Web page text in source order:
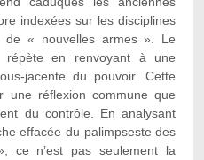
indexées sur les disciplines
« nouvelles armes ». Le
en renvoyant à une
jacente du pouvoir. Cette
une réflexion commune que
du contrôle. En analysant
effacée du palimpseste des
ce n’est pas seulement la